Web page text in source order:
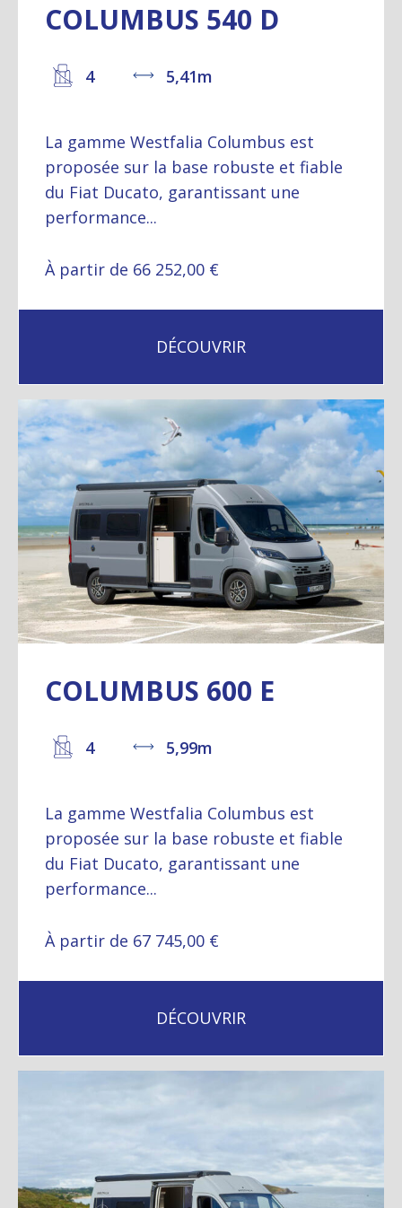
COLUMBUS 540 D
4 5,41m
La gamme Westfalia Columbus est
proposée sur la base robuste et fiable
du Fiat Ducato, garantissant une
performance...
À partir de 66 252,00 €
DÉCOUVRIR
COLUMBUS 600 E
4 5,99m
La gamme Westfalia Columbus est
proposée sur la base robuste et fiable
du Fiat Ducato, garantissant une
performance...
À partir de 67 745,00 €
DÉCOUVRIR